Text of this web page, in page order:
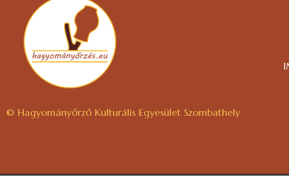
© Hagyományőrző Kulturális Egyesület Szombathely